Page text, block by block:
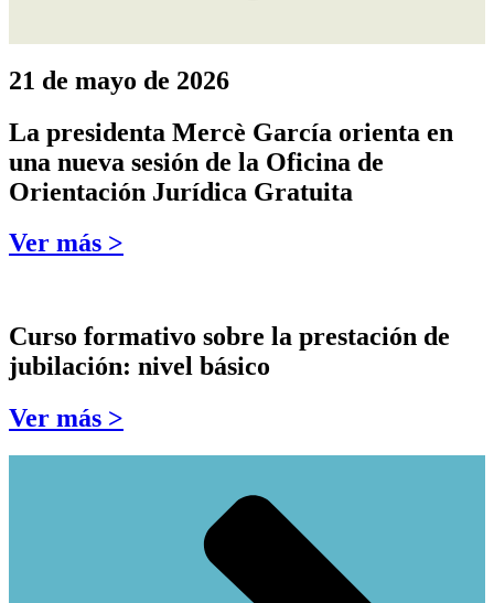
21 de mayo de 2026
La presidenta Mercè García orienta en
una nueva sesión de la Oficina de
Orientación Jurídica Gratuita
Ver más >
Curso formativo sobre la prestación de
jubilación: nivel básico
Ver más >